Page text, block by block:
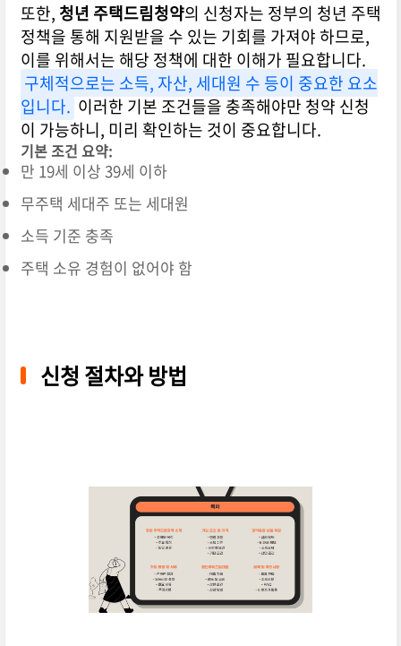
또한, 청년 주택드림청약의 신청자는 정부의 청년 주택
정책을 통해 지원받을 수 있는 기회를 가져야 하므로,
이를 위해서는 해당 정책에 대한 이해가 필요합니다.
구체적으로는 소득, 자산, 세대원 수 등이 중요한 요소
입니다. 이러한 기본 조건들을 충족해야만 청약 신청
이 가능하니, 미리 확인하는 것이 중요합니다.
기본 조건 요약:
만 19세 이상 39세 이하
무주택 세대주 또는 세대원
소득 기준 충족
주택 소유 경험이 없어야 함
신청 절차와 방법